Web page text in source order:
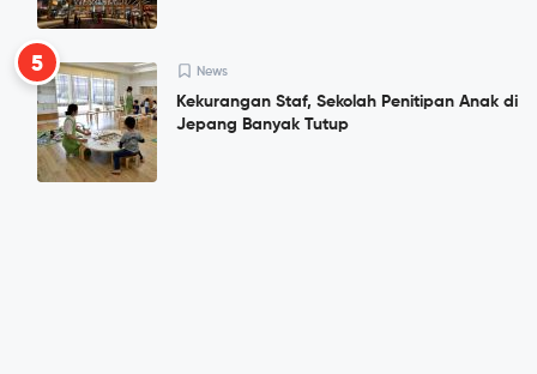
5 News
Kekurangan Staf, Sekolah Penitipan Anak di
Jepang Banyak Tutup